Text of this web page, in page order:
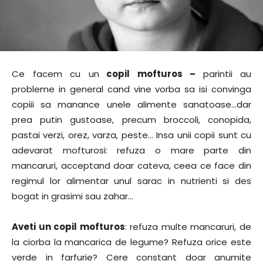
Ce facem cu un copil mofturos – parintii au
probleme in general cand vine vorba sa isi convinga
copiii sa manance unele alimente sanatoase…dar
prea putin gustoase, precum broccoli, conopida,
pastai verzi, orez, varza, peste… Insa unii copii sunt cu
adevarat mofturosi: refuza o mare parte din
mancaruri, acceptand doar cateva, ceea ce face din
regimul lor alimentar unul sarac in nutrienti si des
bogat in grasimi sau zahar…
Aveti un copil mofturos: refuza multe mancaruri, de
la ciorba la mancarica de legume? Refuza orice este
verde in farfurie? Cere constant doar anumite